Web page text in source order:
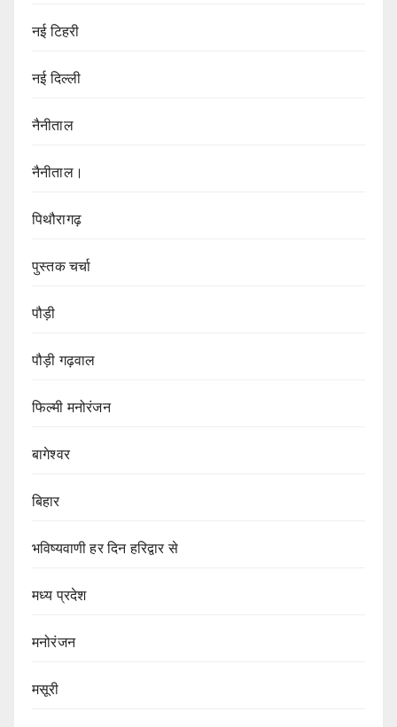
नई टिहरी
नई दिल्ली
नैनीताल
नैनीताल।
पिथौरागढ़
पुस्तक चर्चा
पौड़ी
पौड़ी गढ़वाल
फिल्मी मनोरंजन
बागेश्वर
बिहार
भविष्यवाणी हर दिन हरिद्वार से
मध्य प्रदेश
मनोरंजन
मसूरी